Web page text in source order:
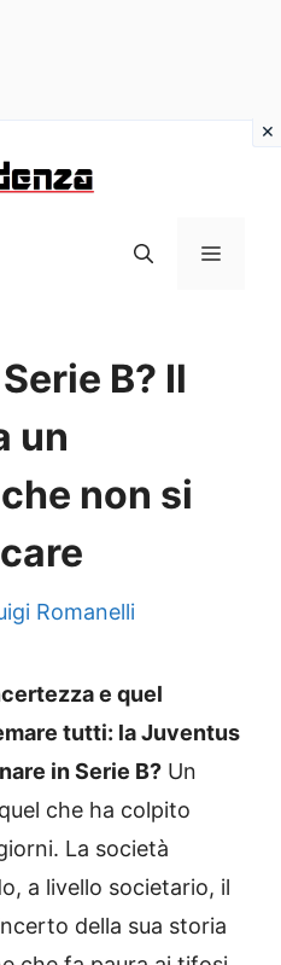
MENU
B? Il
un
non si
Romanelli
e quel
tutti: la Juventus
in Serie B? Un
che ha colpito
La società
a livello societario, il
della sua storia